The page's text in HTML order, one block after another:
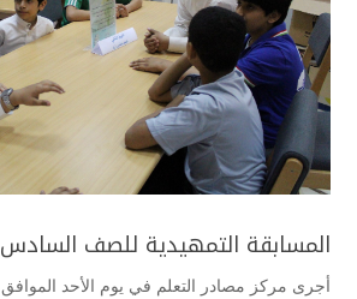
المسابقة التمهيدية للصف السادس